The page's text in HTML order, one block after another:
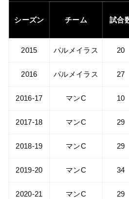
シーズン チーム 試合
2015 パルメイラス 20
2016 パルメイラス 27
2016-17 マンC 10
2017-18 マンC 29
2018-19 マンC 29
2019-20 マンC 34
2020-21 マンC 29